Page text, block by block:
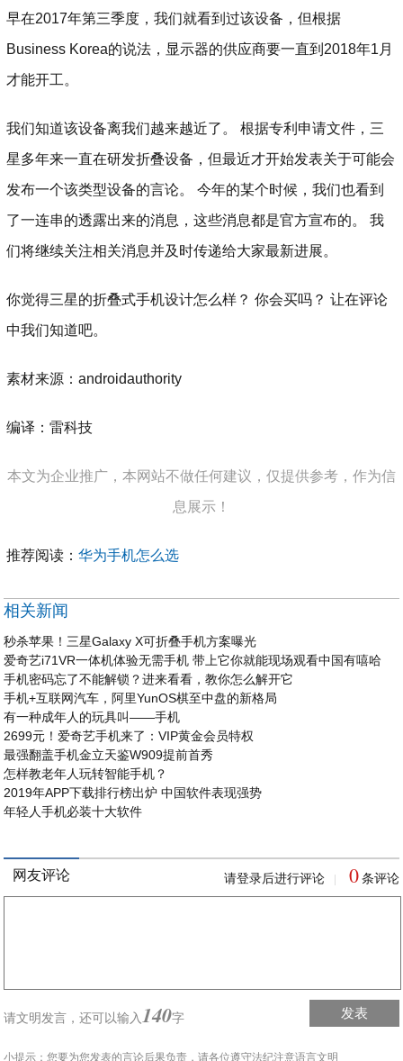
早在2017年第三季度，我们就看到过该设备，但根据
Business Korea的说法，显示器的供应商要一直到2018年1月
才能开工。
我们知道该设备离我们越来越近了。 根据专利申请文件，三
星多年来一直在研发折叠设备，但最近才开始发表关于可能会
发布一个该类型设备的言论。 今年的某个时候，我们也看到
了一连串的透露出来的消息，这些消息都是官方宣布的。 我
们将继续关注相关消息并及时传递给大家最新进展。
你觉得三星的折叠式手机设计怎么样？ 你会买吗？ 让在评论
中我们知道吧。
素材来源：androidauthority
编译：雷科技
本文为企业推广，本网站不做任何建议，仅提供参考，作为信
息展示！
推荐阅读：华为手机怎么选
相关新闻
秒杀苹果！三星Galaxy X可折叠手机方案曝光
爱奇艺i71VR一体机体验无需手机 带上它你就能现场观看中国有嘻哈
手机密码忘了不能解锁？进来看看，教你怎么解开它
手机+互联网汽车，阿里YunOS棋至中盘的新格局
有一种成年人的玩具叫——手机
2699元！爱奇艺手机来了：VIP黄金会员特权
最强翻盖手机金立天鉴W909提前首秀
怎样教老年人玩转智能手机？
2019年APP下载排行榜出炉 中国软件表现强势
年轻人手机必装十大软件
网友评论 请登录后进行评论 0 条评论
请文明发言，还可以输入 140字 发表
小提示：您要为您发表的言论后果负责，请各位遵守法纪注意语言文明